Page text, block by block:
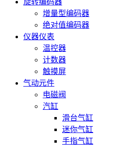
旋转编码器
增量型编码器
绝对值编码器
仪器仪表
温控器
计数器
触摸屏
气动元件
电磁阀
汽缸
滑台气缸
迷你气缸
手指气缸